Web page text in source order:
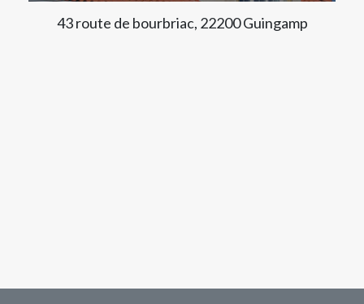
43 route de bourbriac, 22200 Guingamp